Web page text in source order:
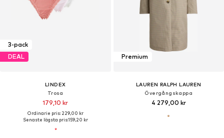
3-pack
DEAL
LINDEX
Trosa
179,10 kr
Ordinarie pris: 229,00 kr
Senaste lägsta pris:159,20 kr
Premium
LAUREN RALPH LAUREN
Övergångskappa
4 279,00 kr